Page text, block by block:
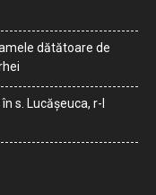
dătătoare de
s. Lucășeuca, r-l